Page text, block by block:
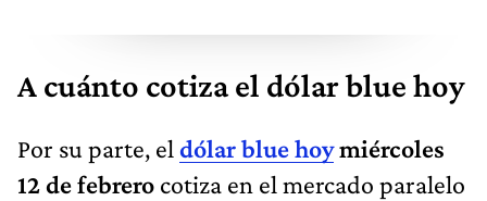
A cuánto cotiza el dólar blue hoy
Por su parte, el dólar blue hoymiércoles
12 de febrero cotiza en el mercado paralelo